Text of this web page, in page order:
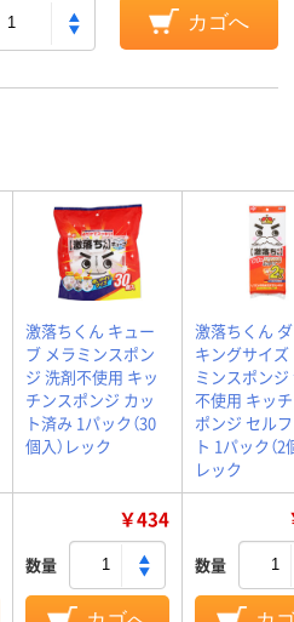
カゴへ
激落ちくん キュー
ブ メラミンスポン
ジ 洗剤不使用 キッ
チンスポンジ カッ
ト済み 1パック（30
個入）レック
激落ちくん
キングサイズ
ミンスポンジ
不使用 キッ
ポンジ セル
ト 1パック（2
レック
￥434
数量 数量